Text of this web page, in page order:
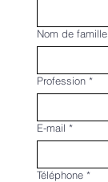
Nom de famille
Profession *
E-mail *
Téléphone *